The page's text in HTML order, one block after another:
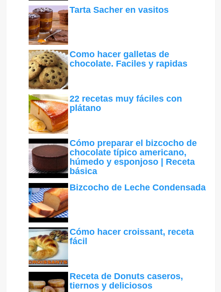
Tarta Sacher en vasitos
Como hacer galletas de
chocolate. Faciles y rapidas
22 recetas muy fáciles con
plátano
Cómo preparar el bizcocho de
chocolate típico americano,
húmedo y esponjoso | Receta
básica
Bizcocho de Leche Condensada
Cómo hacer croissant, receta
fácil
Receta de Donuts caseros,
tiernos y deliciosos